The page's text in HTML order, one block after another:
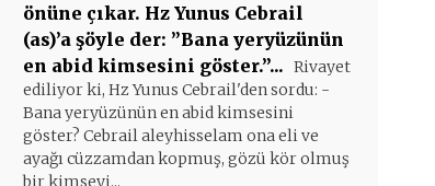
önüne çıkar. Hz Yunus Cebrail
(as)’a şöyle der: ”Bana yeryüzünün
en abid kimsesini göster.”... Rivayet
ediliyor ki, Hz Yunus Cebrail'den sordu: -
Bana yeryüzünün en abid kimsesini
göster? Cebrail aleyhisselam ona eli ve
ayağı cüzzamdan kopmuş, gözü kör olmuş
bir kimseyi...